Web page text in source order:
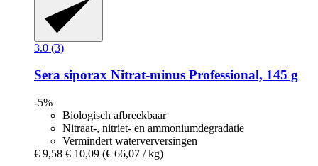
3.0 (3)
Sera siporax Nitrat-​minus Professional, 145 g
-5%
Biologisch afbreekbaar
Nitraat-, nitriet- en ammoniumdegradatie
Vermindert waterverversingen
€ 9,58 € 10,09 (€ 66,07 / kg)